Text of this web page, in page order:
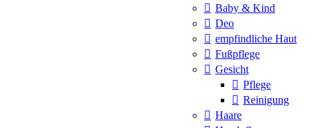
Baby & Kind
Deo
empfindliche Haut
Fußpflege
Gesicht
Pflege
Reinigung
Haare